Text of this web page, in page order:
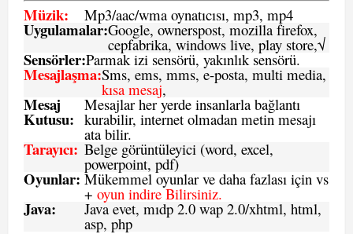
Müzik: Mp3/aac/wma oynatıcısı, mp3, mp4
Uygulamalar:Google, ownerspost, mozilla firefox,
cepfabrika, windows live, play store,√
Sensörler:Parmak izi sensörü, yakınlık sensörü.
Mesajlaşma:Sms, ems, mms, e-posta, multi media,
kısa mesaj,
Mesaj
Kutusu:
Mesajlar her yerde insanlarla bağlantı
kurabilir, internet olmadan metin mesajı
ata bilir.
Tarayıcı: Belge görüntüleyici (word, excel,
powerpoint, pdf)
Oyunlar: Mükemmel oyunlar ve daha fazlası için vs
+ oyun indire Bilirsiniz.
Java: Java evet, mıdp 2.0 wap 2.0/xhtml, html,
asp, php